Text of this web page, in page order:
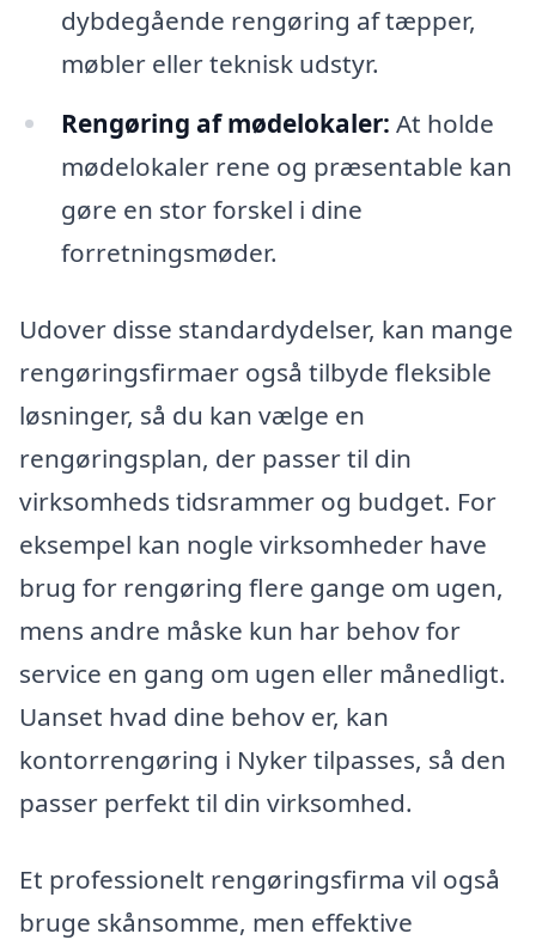
dybdegående rengøring af tæpper,
møbler eller teknisk udstyr.
Rengøring af mødelokaler: At holde
mødelokaler rene og præsentable kan
gøre en stor forskel i dine
forretningsmøder.
Udover disse standardydelser, kan mange
rengøringsfirmaer også tilbyde fleksible
løsninger, så du kan vælge en
rengøringsplan, der passer til din
virksomheds tidsrammer og budget. For
eksempel kan nogle virksomheder have
brug for rengøring flere gange om ugen,
mens andre måske kun har behov for
service en gang om ugen eller månedligt.
Uanset hvad dine behov er, kan
kontorrengøring i Nyker tilpasses, så den
passer perfekt til din virksomhed.
Et professionelt rengøringsfirma vil også
bruge skånsomme, men effektive